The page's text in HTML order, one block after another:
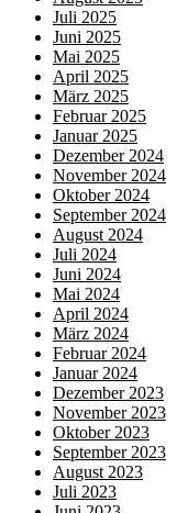
Juli 2025
Juni 2025
Mai 2025
April 2025
März 2025
Februar 2025
Januar 2025
Dezember 2024
November 2024
Oktober 2024
September 2024
August 2024
Juli 2024
Juni 2024
Mai 2024
April 2024
März 2024
Februar 2024
Januar 2024
Dezember 2023
November 2023
Oktober 2023
September 2023
August 2023
Juli 2023